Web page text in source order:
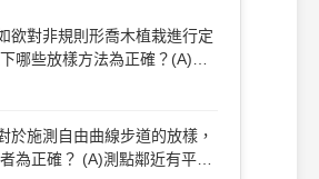
哪些放樣方法為正確？(A)以
量距測量(B)以平 板儀配合
微調定位。
於施測自由曲線步道的放樣，
為正確？ (A)測點鄰近有平直